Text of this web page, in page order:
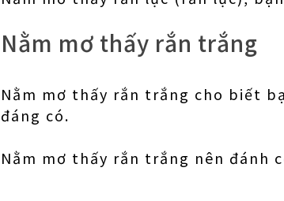
Nằm mơ thấy rắn trắng
Nằm mơ thấy rắn trắng cho biết
đáng có.
Nằm mơ thấy rắn trắng nên đánh